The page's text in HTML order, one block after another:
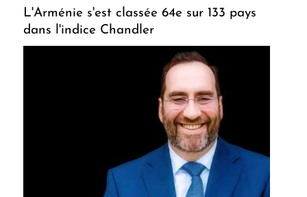
L'Arménie s'est classée 64e sur 133 pays
dans l'indice Chandler